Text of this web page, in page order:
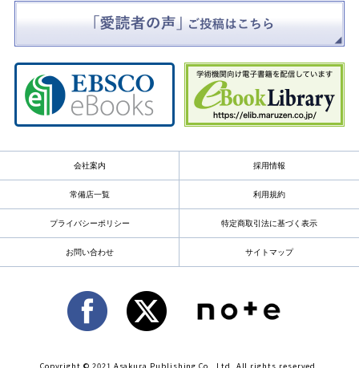
会社案内 採用情報
常備店一覧 利用規約
プライバシーポリシー 特定商取引法に基づく表示
お問い合わせ サイトマップ